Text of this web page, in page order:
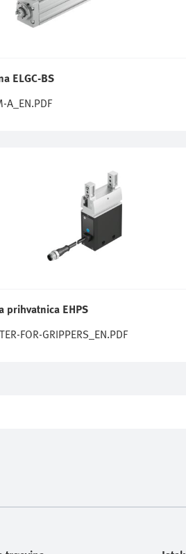
ELGC-BS
A_EN.PDF
prihvatnica EHPS
FOR-GRIPPERS_EN.PDF